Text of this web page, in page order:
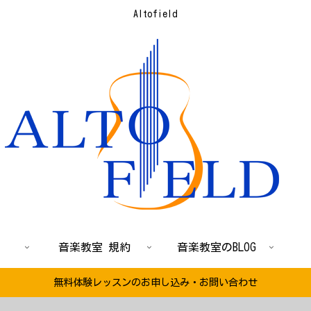
Altofield
音楽教室 規約 音楽教室のBLOG
無料体験レッスンのお申し込み・お問い合わせ